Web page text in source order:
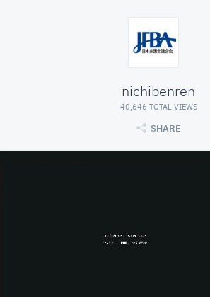
nichibenren
40,646 TOTAL VIEWS
SHARE